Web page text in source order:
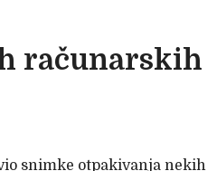
računarskih
snimke otpakivanja nekih